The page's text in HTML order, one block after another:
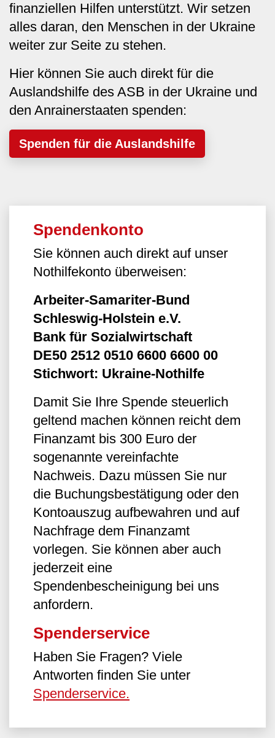
finanziellen Hilfen unterstützt. Wir setzen
alles daran, den Menschen in der Ukraine
weiter zur Seite zu stehen.
Hier können Sie auch direkt für die
Auslandshilfe des ASB in der Ukraine und
den Anrainerstaaten spenden:
Spenden für die Auslandshilfe
Spendenkonto
Sie können auch direkt auf unser
Nothilfekonto überweisen:
Arbeiter-Samariter-Bund
Schleswig-Holstein e.V.
Bank für Sozialwirtschaft
DE50 2512 0510 6600 6600 00
Stichwort: Ukraine-Nothilfe
Damit Sie Ihre Spende steuerlich
geltend machen können reicht dem
Finanzamt bis 300 Euro der
sogenannte vereinfachte
Nachweis. Dazu müssen Sie nur
die Buchungsbestätigung oder den
Kontoauszug aufbewahren und auf
Nachfrage dem Finanzamt
vorlegen. Sie können aber auch
jederzeit eine
Spendenbescheinigung bei uns
anfordern.
Spenderservice
Haben Sie Fragen? Viele
Antworten finden Sie unter
Spenderservice.